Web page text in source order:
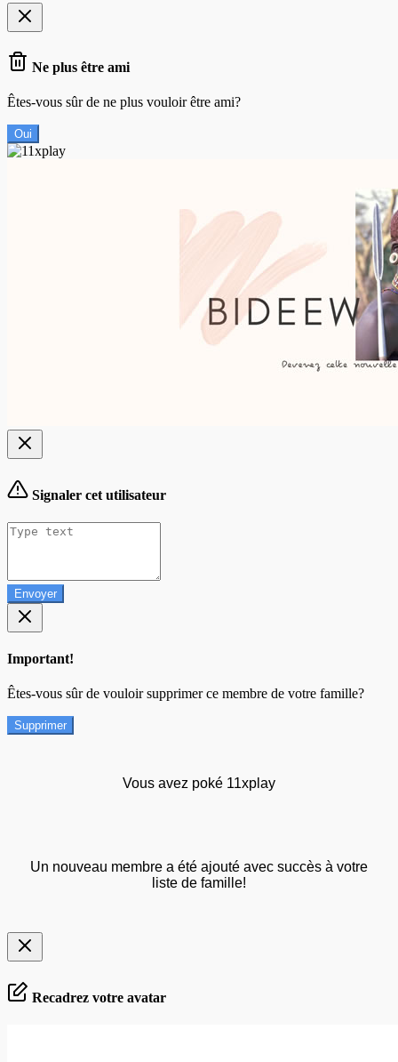
Ne plus être ami
Êtes-vous sûr de ne plus vouloir être ami?
Oui
Signaler cet utilisateur
Envoyer
Important!
Êtes-vous sûr de vouloir supprimer ce membre de votre famille?
Supprimer
Vous avez poké 11xplay
Un nouveau membre a été ajouté avec succès à votre
liste de famille!
Recadrez votre avatar